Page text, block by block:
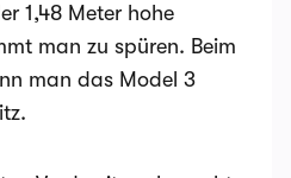
1,48 Meter hohe
man zu spüren. Beim
man das Model 3